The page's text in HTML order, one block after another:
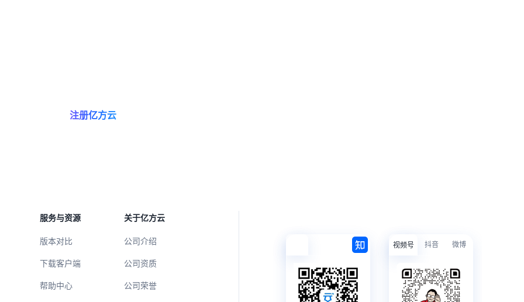
注册亿方云
服务与资源
版本对比
下载客户端
帮助中心
关于亿方云
公司介绍
公司资质
公司荣誉
视频号 抖音 微博